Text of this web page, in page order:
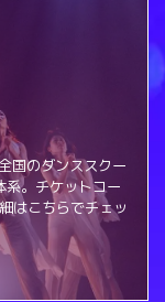
国のダンススクー
系。チケットコー
はこちらでチェッ